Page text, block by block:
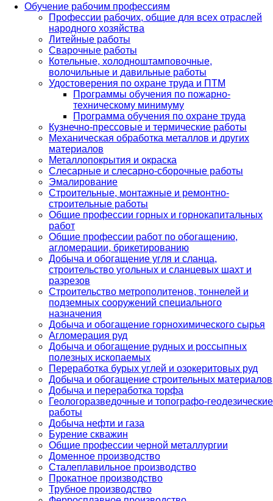
Обучение рабочим профессиям
Профессии рабочих, общие для всех отраслей
народного хозяйства
Литейные работы
Сварочные работы
Котельные, холодноштамповочные,
волочильные и давильные работы
Удостоверения по охране труда и ПТМ
Программы обучения по пожарно-
техническому минимуму
Программа обучения по охране труда
Кузнечно-прессовые и термические работы
Механическая обработка металлов и других
материалов
Металлопокрытия и окраска
Слесарные и слесарно-сборочные работы
Эмалирование
Строительные, монтажные и ремонтно-
строительные работы
Общие профессии горных и горнокапитальных
работ
Общие профессии работ по обогащению,
агломерации, брикетированию
Добыча и обогащение угля и сланца,
строительство угольных и сланцевых шахт и
разрезов
Строительство метрополитенов, тоннелей и
подземных сооружений специального
назначения
Добыча и обогащение горнохимического сырья
Агломерация руд
Добыча и обогащение рудных и россыпных
полезных ископаемых
Переработка бурых углей и озокеритовых руд
Добыча и обогащение строительных материалов
Добыча и переработка торфа
Геологоразведочные и топографо-геодезические
работы
Добыча нефти и газа
Бурение скважин
Общие профессии черной металлургии
Доменное производство
Сталеплавильное производство
Прокатное производство
Трубное производство